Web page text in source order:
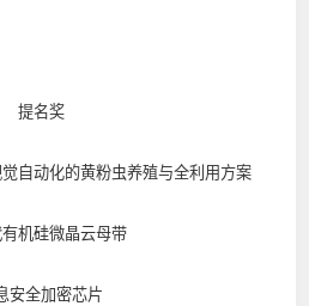
提名奖
自动化的黄粉虫养殖与全利用方案
机硅微晶云母带
安全加密芯片